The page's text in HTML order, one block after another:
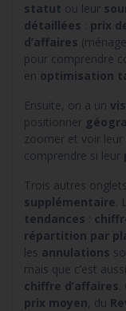
statut ou leur
détaillées : prix
d’affaires
pour comprendre
en optimisation
Ensuite, on a un
positionner
zoomer et voir leur
comprendre si leur
Trois autres
supplémentaire
tendances :
répartition par
les annulations
mais que c’est
chiffre d’affaires
prix moyen, du